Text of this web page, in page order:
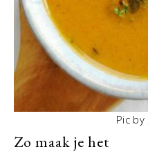
Pic by
Zo maak je het